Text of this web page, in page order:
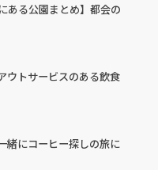
ある公園まとめ】都会の
ウトサービスのある飲食
緒にコーヒー探しの旅に